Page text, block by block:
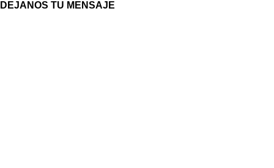
DEJANOS TU MENSAJE